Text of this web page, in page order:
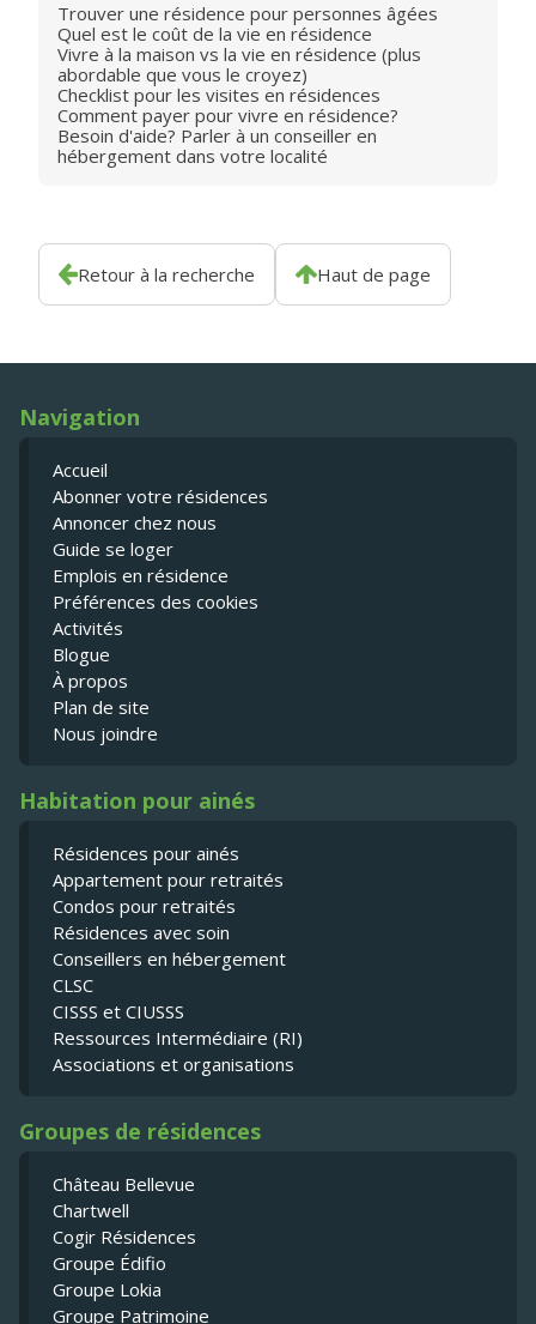
Trouver une résidence pour personnes âgées
Quel est le coût de la vie en résidence
Vivre à la maison vs la vie en résidence (plus
abordable que vous le croyez)
Checklist pour les visites en résidences
Comment payer pour vivre en résidence?
Besoin d'aide? Parler à un conseiller en
hébergement dans votre localité
Retour à la recherche Haut de page
Navigation
Accueil
Abonner votre résidences
Annoncer chez nous
Guide se loger
Emplois en résidence
Préférences des cookies
Activités
Blogue
À propos
Plan de site
Nous joindre
Habitation pour ainés
Résidences pour ainés
Appartement pour retraités
Condos pour retraités
Résidences avec soin
Conseillers en hébergement
CLSC
CISSS et CIUSSS
Ressources Intermédiaire (RI)
Associations et organisations
Groupes de résidences
Château Bellevue
Chartwell
Cogir Résidences
Groupe Édifio
Groupe Lokia
Groupe Patrimoine